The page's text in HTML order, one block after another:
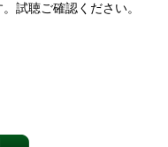
試聴ご確認ください。